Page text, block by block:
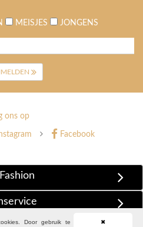
MEISJES JONGENS
ons op
Facebook
✖
Door gebruik te